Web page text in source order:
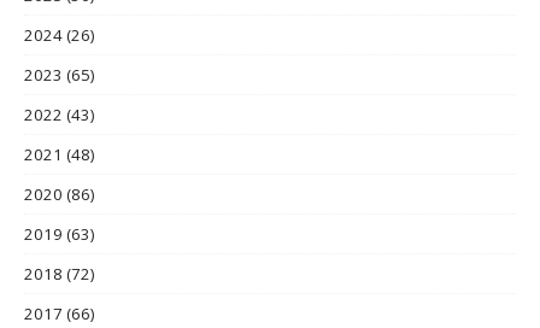
2024(26)
2023 (65)
2022 (43)
2021 (48)
2020 (86)
2019 (63)
2018 (72)
2017 (66)